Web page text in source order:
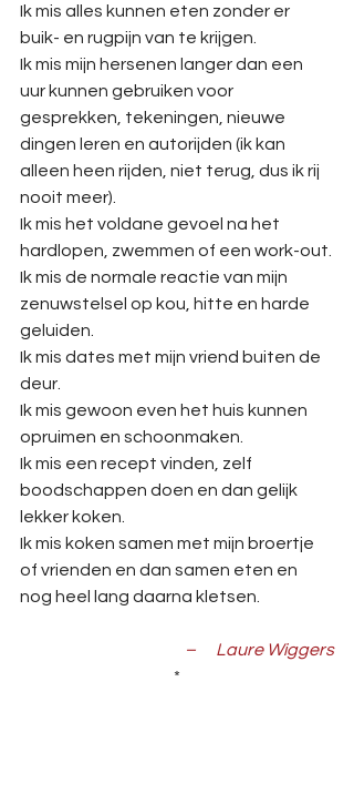
Ik mis alles kunnen eten zonder er
buik- en rugpijn van te krijgen.
Ik mis mijn hersenen langer dan een
uur kunnen gebruiken voor
gesprekken, tekeningen, nieuwe
dingen leren en autorijden (ik kan
alleen heen rijden, niet terug, dus ik rij
nooit meer).
Ik mis het voldane gevoel na het
hardlopen, zwemmen of een work-out.
Ik mis de normale reactie van mijn
zenuwstelsel op kou, hitte en harde
geluiden.
Ik mis dates met mijn vriend buiten de
deur.
Ik mis gewoon even het huis kunnen
opruimen en schoonmaken.
Ik mis een recept vinden, zelf
boodschappen doen en dan gelijk
lekker koken.
Ik mis koken samen met mijn broertje
of vrienden en dan samen eten en
nog heel lang daarna kletsen.
–      Laure Wiggers
*